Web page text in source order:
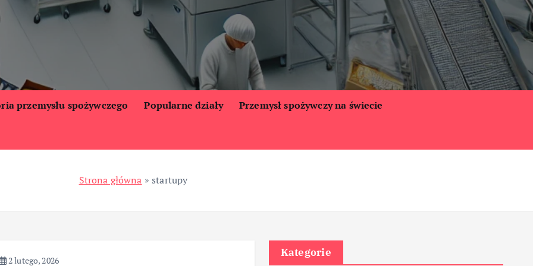
przemysłu spożywczego Popularne działy Przemysł spożywczy na świecie
Strona główna »startupy
2 lutego, 2026
Kategorie